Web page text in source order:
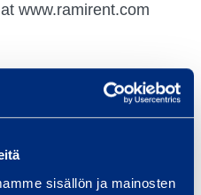
sisällön ja mainosten
www.ramirent.com
be available before
the Group web site